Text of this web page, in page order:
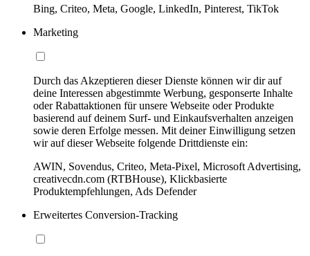
Bing, Criteo, Meta, Google, LinkedIn, Pinterest, TikTok
Marketing
Durch das Akzeptieren dieser Dienste können wir dir auf
deine Interessen abgestimmte Werbung, gesponserte Inhalte
oder Rabattaktionen für unsere Webseite oder Produkte
basierend auf deinem Surf- und Einkaufsverhalten anzeigen
sowie deren Erfolge messen. Mit deiner Einwilligung setzen
wir auf dieser Webseite folgende Drittdienste ein:
AWIN, Sovendus, Criteo, Meta-Pixel, Microsoft Advertising,
creativecdn.com (RTBHouse), Klickbasierte
Produktempfehlungen, Ads Defender
Erweitertes Conversion-Tracking